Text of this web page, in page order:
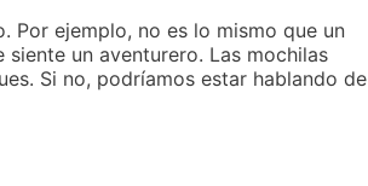
Por ejemplo, no es lo mismo que un
un aventurero. Las mochilas
Si no, podríamos estar hablando de